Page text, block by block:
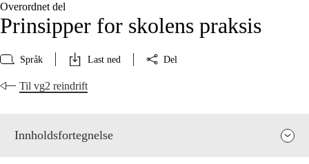
Overordnet del
Prinsipper for skolens praksis
Språk Last ned Del
Til vg2 reindrift
Innholdsfortegnelse